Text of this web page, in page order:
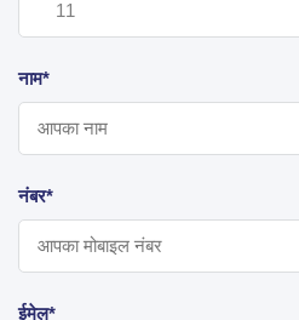
नाम*
नंबर*
ईमेल*